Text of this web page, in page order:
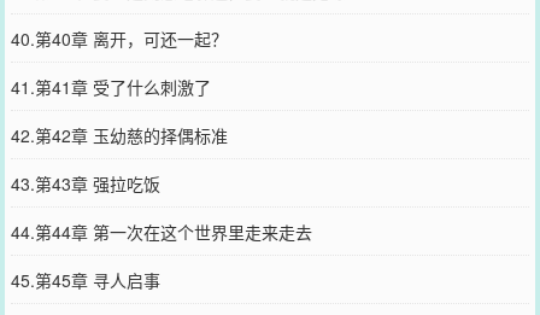
40.第40章 离开，可还一起？
41.第41章 受了什么刺激了
42.第42章 玉幼慈的择偶标准
43.第43章 强拉吃饭
44.第44章 第一次在这个世界里走来走去
45.第45章 寻人启事